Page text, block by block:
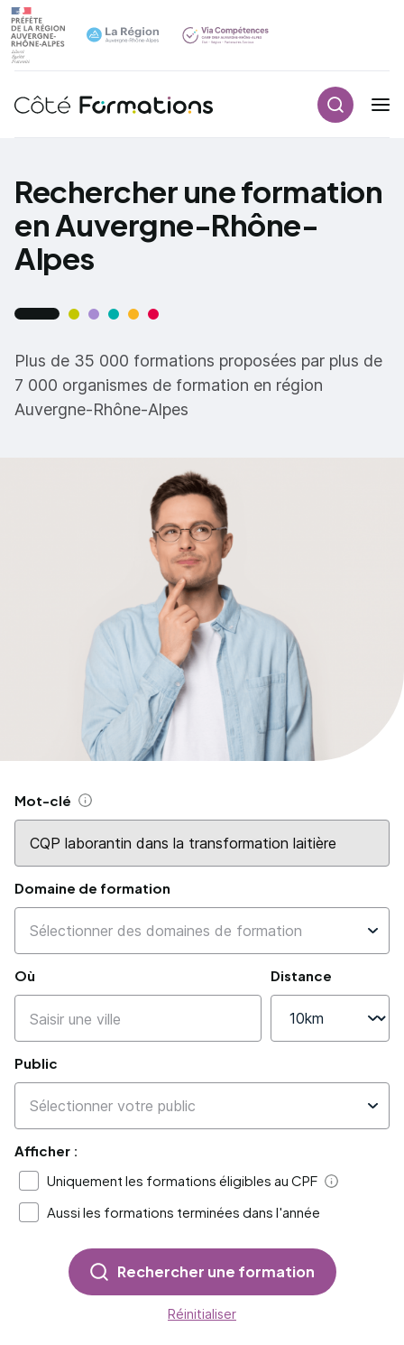
Navigation principale
Rechercher une formation
en Auvergne-Rhône-
Alpes
Plus de 35 000 formations proposées par plus de
7 000 organismes de formation en région
Auvergne-Rhône-Alpes
Mot-clé Aide
Domaine de formation
Où Distance
Public
Afficher :
Uniquement les formations éligibles au CPF
Aide
Aussi les formations terminées dans l'année
Rechercher une formation
Réinitialiser